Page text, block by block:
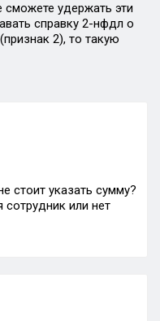
удержать эти
справку 2-нфдл о
2), то такую
стоит указать сумму?
сотрудник или нет